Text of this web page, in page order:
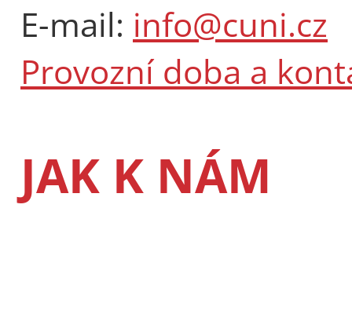
E-mail: info@cuni.cz
Provozní doba a
JAK K NÁM